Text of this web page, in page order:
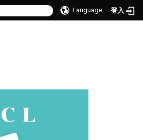
Language 登入